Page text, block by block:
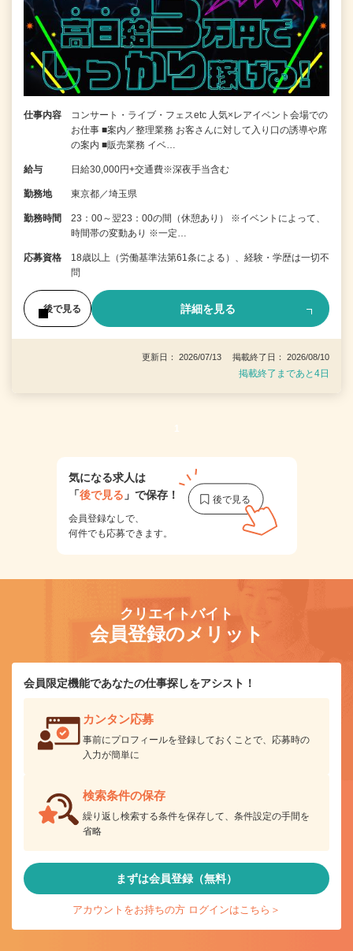
仕事内容
コンサート・ライブ・フェスetc 人気×レアイベント会場での
お仕事 ■案内／整理業務 お客さんに対して入り口の誘導や席
の案内 ■販売業務 イベ…
給与 日給30,000円+交通費※深夜手当含む
勤務地 東京都／埼玉県
勤務時間
23：00～翌23：00の間（休憩あり） ※イベントによって、
時間帯の変動あり ※一定…
応募資格
18歳以上（労働基準法第61条による）、経験・学歴は一切不
問
後で見る 詳細を見る
更新日： 2026/07/13 掲載終了日： 2026/08/10
掲載終了まであと4日
1
気になる求人は
「後で見る 」で保存！
会員登録なしで、
何件でも応募できます。
クリエイトバイト
会員登録のメリット
会員限定機能であなたの仕事探しをアシスト！
カンタン応募
事前にプロフィールを登録しておくことで、応募時の
入力が簡単に
検索条件の保存
繰り返し検索する条件を保存して、条件設定の手間を
省略
まずは会員登録（無料）
アカウントをお持ちの方 ログインはこちら＞